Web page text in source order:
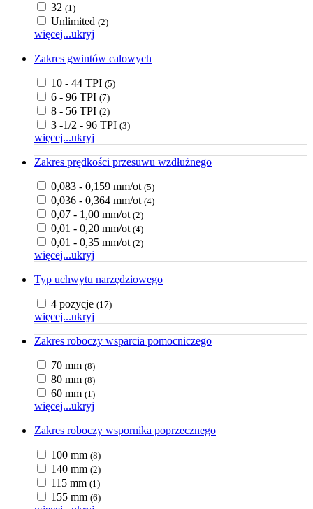
32 (1)
Unlimited (2)
więcej...ukryj
Zakres gwintów calowych
10 - 44 TPI (5)
6 - 96 TPI (7)
8 - 56 TPI (2)
3 -1/2 - 96 TPI (3)
więcej...ukryj
Zakres prędkości przesuwu wzdłużnego
0,083 - 0,159 mm/ot (5)
0,036 - 0,364 mm/ot (4)
0,07 - 1,00 mm/ot (2)
0,01 - 0,20 mm/ot (4)
0,01 - 0,35 mm/ot (2)
więcej...ukryj
Typ uchwytu narzędziowego
4 pozycje (17)
więcej...ukryj
Zakres roboczy wsparcia pomocniczego
70 mm (8)
80 mm (8)
60 mm (1)
więcej...ukryj
Zakres roboczy wspornika poprzecznego
100 mm (8)
140 mm (2)
115 mm (1)
155 mm (6)